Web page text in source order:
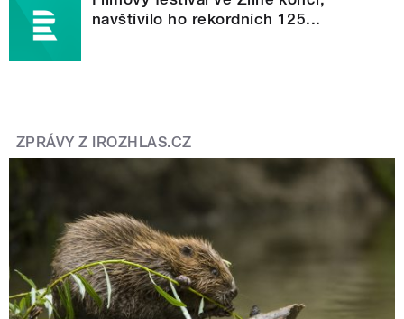
navštívilo ho rekordních 125...
ZPRÁVY Z IROZHLAS.CZ